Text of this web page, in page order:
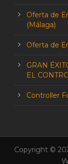
Oferta de
(Málaga)
Oferta de
GRAN
EL
Controller
Copyright ©